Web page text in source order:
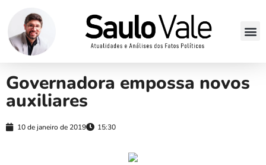
Governadora empossa novos
auxiliares
10 de janeiro de 2019 15:30